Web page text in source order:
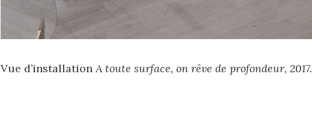
Vue d’installationA toute surface, on rêve de profondeur, 2017.